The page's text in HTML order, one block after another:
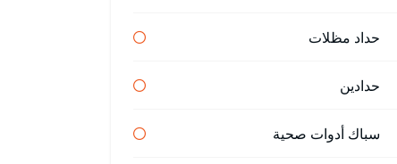
حداد مظلات
حدادين
سباك أدوات صحية